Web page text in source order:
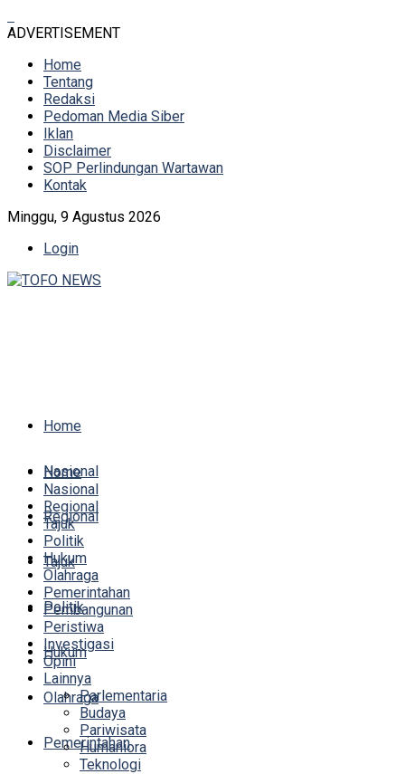
ADVERTISEMENT
Home
Tentang
Redaksi
Pedoman Media Siber
Iklan
Disclaimer
SOP Perlindungan Wartawan
Kontak
Minggu, 9 Agustus 2026
Login
Home
Nasional
Regional
Tajuk
Politik
Hukum
Olahraga
Pemerintahan
Home
Nasional
Regional
Tajuk
Politik
Hukum
Olahraga
Pemerintahan
Pembangunan
Peristiwa
Investigasi
Opini
Lainnya
Parlementaria
Budaya
Pariwisata
Humaniora
Teknologi